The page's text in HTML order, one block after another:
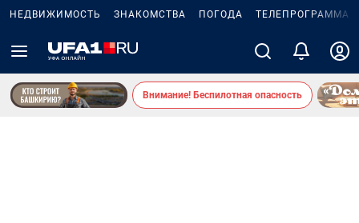
НЕДВИЖИМОСТЬ ЗНАКОМСТВА ПОГОДА ТЕЛЕПРОГРАММА
Внимание! Беспилотная опасность